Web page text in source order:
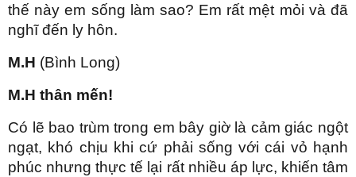
thế này em sống làm sao? Em rất mệt mỏi và đã
nghĩ đến ly hôn.
M.H (Bình Long)
M.H thân mến!
Có lẽ bao trùm trong em bây giờ là cảm giác ngột
ngạt, khó chịu khi cứ phải sống với cái vỏ hạnh
phúc nhưng thực tế lại rất nhiều áp lực, khiến tâm